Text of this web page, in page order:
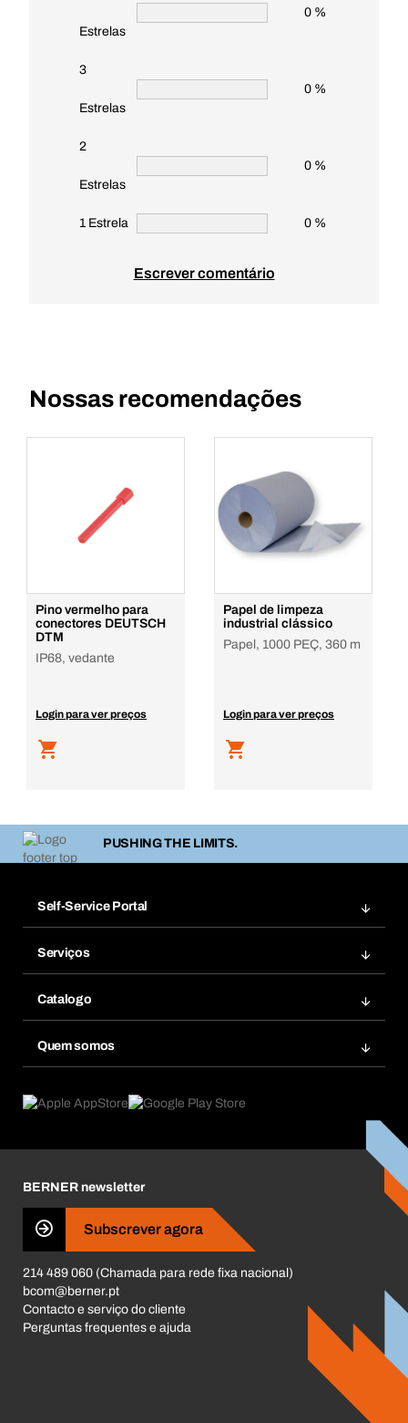
Estrelas
0 %
3
Estrelas
0 %
2
Estrelas
0 %
1 Estrela 0 %
Escrever comentário
Nossas recomendações
Pino vermelho para
conectores DEUTSCH
DTM
IP68, vedante
Login para ver preços
Papel de limpeza
industrial clássico
Papel, 1000 PEÇ, 360 m
Login para ver preços
PUSHING THE LIMITS.
Self-Service Portal
Favoritos
Re-Encomendar
Subscrições
Serviços
Base Dados Químicos
eProcurement
Guia de Produtos
Catalogo
Quem somos
O que nos move
Business Conduct
BERNER newsletter
Subscrever agora
214 489 060 (Chamada para rede fixa nacional)
bcom@berner.pt
Contacto e serviço do cliente
Perguntas frequentes e ajuda